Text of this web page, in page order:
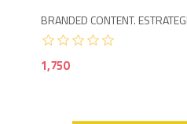
BRANDED CONTENT.
1,750